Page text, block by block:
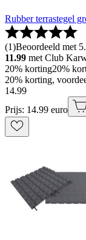
Rubber terrastegel
(1)Beoordeeld met
11.99 met Club
20% korting20%
20% korting,
14.99
Prijs: 14.99 euro